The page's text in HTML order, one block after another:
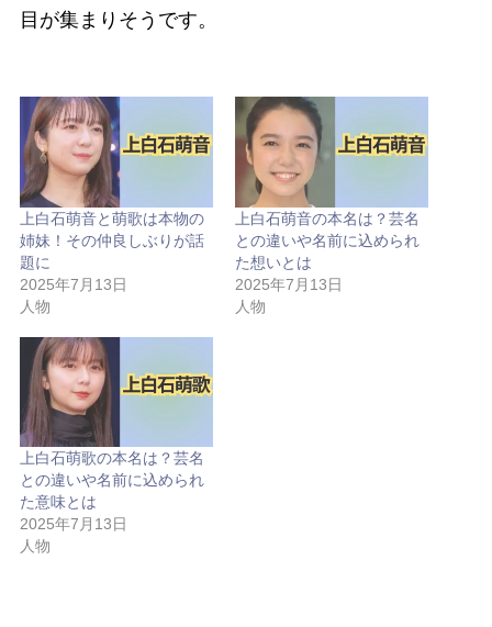
目が集まりそうです。
上白石萌音と萌歌は本物の
姉妹！その仲良しぶりが話
題に
2025年7月13日
人物
上白石萌音の本名は？芸名
との違いや名前に込められ
た想いとは
2025年7月13日
人物
上白石萌歌の本名は？芸名
との違いや名前に込められ
た意味とは
2025年7月13日
人物